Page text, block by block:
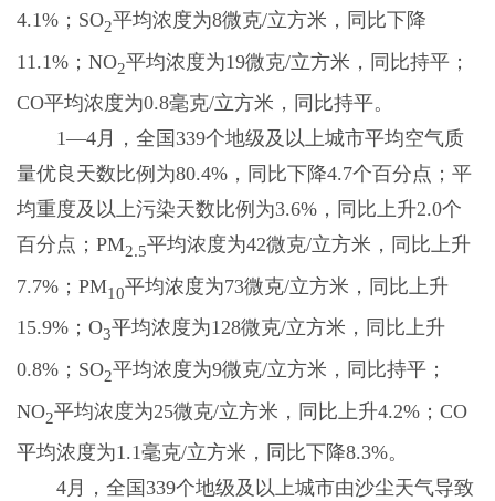
4.1%；SO2平均浓度为8微克/立方米，同比下降
11.1%；NO2平均浓度为19微克/立方米，同比持平；
CO平均浓度为0.8毫克/立方米，同比持平。
1—4月，全国339个地级及以上城市平均空气质
量优良天数比例为80.4%，同比下降4.7个百分点；平
均重度及以上污染天数比例为3.6%，同比上升2.0个
百分点；PM2.5平均浓度为42微克/立方米，同比上升
7.7%；PM10平均浓度为73微克/立方米，同比上升
15.9%；O3平均浓度为128微克/立方米，同比上升
0.8%；SO2平均浓度为9微克/立方米，同比持平；
NO2平均浓度为25微克/立方米，同比上升4.2%；CO
平均浓度为1.1毫克/立方米，同比下降8.3%。
4月，全国339个地级及以上城市由沙尘天气导致